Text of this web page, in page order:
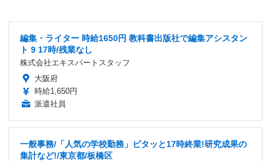
編集・ライター 時給1650円 教科書出版社で編集アシスタン
ト 9 17時/残業なし
株式会社エキスパートスタッフ
大阪府
時給1,650円
派遣社員
一般事務/「人気の学校勤務」ピタッと17時終業!研究成果の
集計など!/東京都/板橋区